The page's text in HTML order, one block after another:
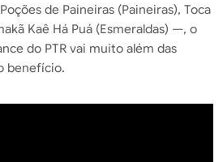
de Paineiras (Paineiras), Toca
Kaê Há Puá (Esmeraldas) —, o
do PTR vai muito além das
benefício.